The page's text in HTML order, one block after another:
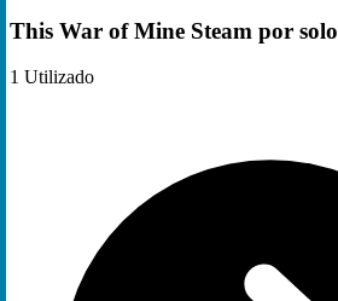
This War of Mine Steam por solo
1 Utilizado